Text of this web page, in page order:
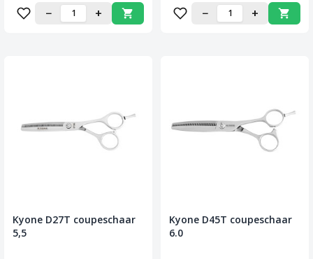
− + − +
Kyone D27T coupeschaar
5,5
Kyone D45T coupeschaar
6.0